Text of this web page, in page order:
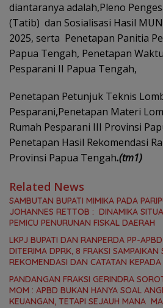
diantaranya adalah,Pleno
(Tatib) dan Sosialisasi Hasil
2025, serta Penetapan Panitia
Papua Tengah, Penetapan
Pesparani II Papua Tengah,
Penetapan Petunjuk Teknis
Pesparani,Penetapan Materi
Rumah Pesparani III Provinsi
Penetapan Hasil Rekomendasi
Provinsi Papua Tengah.(tm1)
Related News
SAMBUTAN BUPATI MIMIKA PADA
JOHANNES RETTOB : DINAMIKA
PEMICU PENURUNAN FISKAL DAERAH
LKPJ BUPATI DAN RANPERDA PP-
DITERIMA DPRK, 8 FRAKSI SAMPAIKAN
REKOMENDASI DAN CATATAN
PANDANGAN FRAKSI GERINDRA
MOM : APBD BUKAN HANYA SOAL
KEUANGAN, TETAPI SEJAUH MANA